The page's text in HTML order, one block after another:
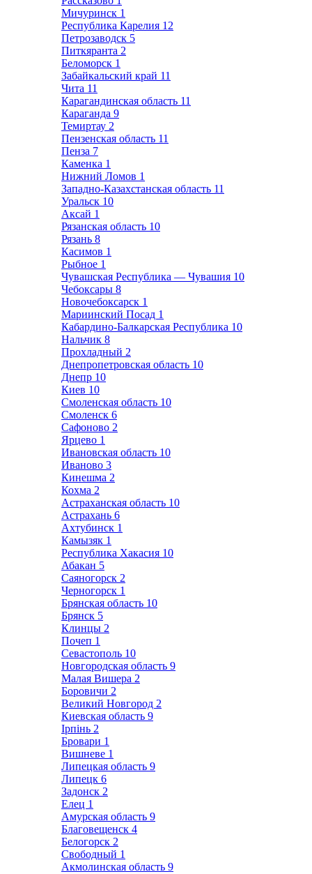
Мичуринск 1
Республика Карелия 12
Петрозаводск 5
Питкяранта 2
Беломорск 1
Забайкальский край 11
Чита 11
Карагандинская область 11
Караганда 9
Темиртау 2
Пензенская область 11
Пенза 7
Каменка 1
Нижний Ломов 1
Западно-Казахстанская область 11
Уральск 10
Аксай 1
Рязанская область 10
Рязань 8
Касимов 1
Рыбное 1
Чувашская Республика — Чувашия 10
Чебоксары 8
Новочебоксарск 1
Мариинский Посад 1
Кабардино-Балкарская Республика 10
Нальчик 8
Прохладный 2
Днепропетровская область 10
Днепр 10
Киев 10
Смоленская область 10
Смоленск 6
Сафоново 2
Ярцево 1
Ивановская область 10
Иваново 3
Кинешма 2
Кохма 2
Астраханская область 10
Астрахань 6
Ахтубинск 1
Камызяк 1
Республика Хакасия 10
Абакан 5
Саяногорск 2
Черногорск 1
Брянская область 10
Брянск 5
Клинцы 2
Почеп 1
Севастополь 10
Новгородская область 9
Малая Вишера 2
Боровичи 2
Великий Новгород 2
Киевская область 9
Ірпінь 2
Бровари 1
Вишневе 1
Липецкая область 9
Липецк 6
Задонск 2
Елец 1
Амурская область 9
Благовещенск 4
Белогорск 2
Свободный 1
Акмолинская область 9